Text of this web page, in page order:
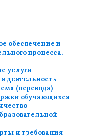
обеспечение и
процесса.
услуги
деятельность
(перевода)
обучающихся
и требования